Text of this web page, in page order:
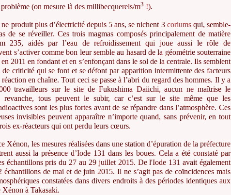
(on mesure là des millibecquerels/m3 !).
produit plus d’électricité depuis 5 ans, se nichent 3 coriumsqui, semble-
de se réveiller. Ces trois magmas composés principalement de matière
235, aidés par l’eau de refroidissement qui joue aussi le rôle de
s’activer comme bon leur semble au hasard de la géométrie souterraine
2011 en fondant et en s’enfonçant dans le sol de la centrale. Ils semblent
de criticité qui se font et se défont par apparition intermittente des facteurs
en chaîne. Tout ceci se passe à l’abri du regard des hommes. Il y a
travailleurs sur le site de Fukushima Daiichi, aucun ne maîtrise le
revanche, tous peuvent le subir, car c’est sur le site même que les
sont les plus fortes avant de se répandre dans l’atmosphère. Ces
invisibles peuvent apparaître n’importe quand, sans prévenir, en tout
ex-réacteurs qui ont perdu leurs cœurs.
Xénon, les mesures réalisées dans une station d’épuration de la préfecture
aussi la présence d’Iode 131 dans les boues. Cela a été constaté par
échantillons pris du 27 au 29 juillet 2015. De l'Iode 131 avait également
échantillons de mai et de juin 2015. Il ne s’agit pas de coïncidences mais
constatées dans divers endroits à des périodes identiques aux
Xénon à Takasaki.